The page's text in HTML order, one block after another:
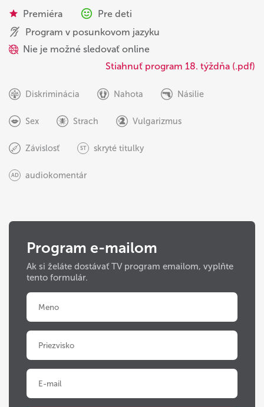
Premiéra
Pre deti
Program v posunkovom jazyku
Nie je možné sledovať online
Stiahnuť program 18. týždňa (.pdf)
Diskriminácia Nahota Násilie
Sex Strach Vulgarizmus
Závislosť ST skryté titulky
AD audiokomentár
Program e-mailom
Ak si želáte dostávať TV program emailom, vyplňte
tento formulár.